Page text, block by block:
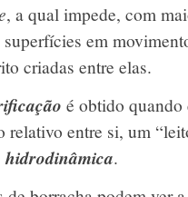
, a qual impede, com
em
criadas entre elas.
é obtido quando
relativo entre si, um
.